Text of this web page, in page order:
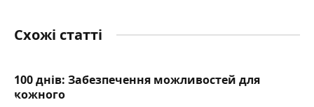
Схожі статті
100 днів: Забезпечення можливостей для
кожного